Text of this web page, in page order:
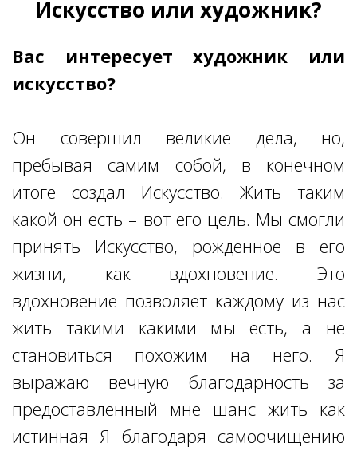
Искусство или художник?
Вас интересует художник или
искусство?
Он совершил великие дела, но,
пребывая самим собой, в конечном
итоге создал Искусство. Жить таким
какой он есть – вот его цель. Мы смогли
принять Искусство, рожденное в его
жизни, как вдохновение. Это
вдохновение позволяет каждому из нас
жить такими какими мы есть, а не
становиться похожим на него. Я
выражаю вечную благодарность за
предоставленный мне шанс жить как
истинная Я благодаря самоочищению